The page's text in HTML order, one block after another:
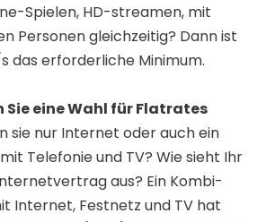
Spielen, HD-streamen, mit
Personen gleichzeitig? Dann ist
das erforderliche Minimum.
Sie eine Wahl für Flatrates
sie nur Internet oder auch ein
Telefonie und TV? Wie sieht Ihr
aus? Ein Kombi-
Internet, Festnetz und TV hat